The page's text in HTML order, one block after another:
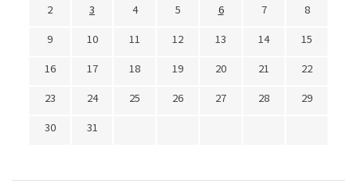
2
3 4 5 6 7
8
9
10 11 12 13 14
15
16
17 18 19 20 21
22
23
24 25 26 27 28
29
30
31